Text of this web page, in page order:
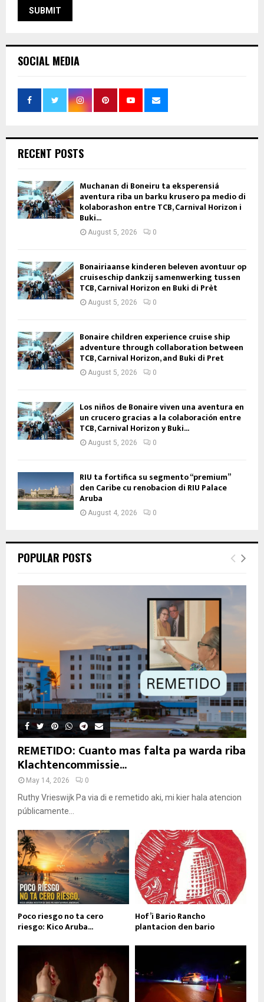
SOCIAL MEDIA
RECENT POSTS
Muchanan di Boneiru ta eksperensiá
aventura riba un barku krusero pa medio di
kolaborashon entre TCB, Carnival Horizon i
Buki...
August 5, 2026 0
Bonairiaanse kinderen beleven avontuur op
cruiseschip dankzij samenwerking tussen
TCB, Carnival Horizon en Buki di Prèt
August 5, 2026 0
Bonaire children experience cruise ship
adventure through collaboration between
TCB, Carnival Horizon, and Buki di Pret
August 5, 2026 0
Los niños de Bonaire viven una aventura en
un crucero gracias a la colaboración entre
TCB, Carnival Horizon y Buki...
August 5, 2026 0
RIU ta fortifica su segmento “premium”
den Caribe cu renobacion di RIU Palace
Aruba
August 4, 2026 0
POPULAR POSTS
REMETIDO: Cuanto mas falta pa warda riba
Klachtencommissie...
May 14, 2026 0
Ruthy Vrieswijk Pa via di e remetido aki, mi kier hala atencion
públicamente...
Poco riesgo no ta cero
riesgo: Kico Aruba...
Hof’i Bario Rancho
plantacion den bario